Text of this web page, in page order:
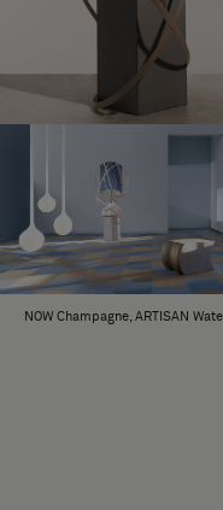
100
LOPUTTOMAT
MAHDOLLISUUDET
Truly
NOW Champagne, ARTISAN